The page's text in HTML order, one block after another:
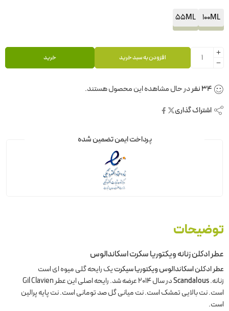
100ML
55ML
افزودن به سبد خرید خرید
34نفردر حال مشاهده این محصول هستند.
اشتراک گذاری
پرداخت ایمن تضمین شده
توضیحات
عطر ادکلن زنانه ویکتوریا سکرت اسکاندالوس
عطر ادکلن اسکاندالوسویکتوریا سیکرتیک رایحه گلی میوه ای است
زنانه.Scandalous
در سال 2014 عرضه شد. رایحه اصلی این عطر Gil Clavien
است. نت بالایی تمشک است. نت میانی گل صد تومانی است. نت پایه پرالین
است.